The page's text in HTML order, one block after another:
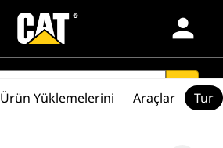
person
search
Ürün Yüklemelerini Araçlar Tur